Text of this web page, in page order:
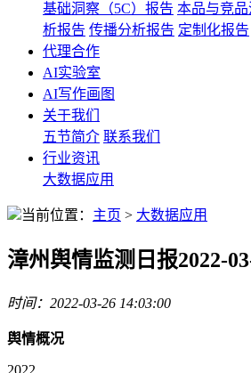
基础洞察（5C）报告 本品与竞
析报告 传播分析报告 定制化报告
代理合作
AI实验室
AI写作画图
关于我们
五节简介 联系我们
行业资讯
大数据应用
当前位置： 主页 > 大数据应用
漳州舆情监测日报2022-
时间：2022-03-26 14:03:00
舆情概况
2022